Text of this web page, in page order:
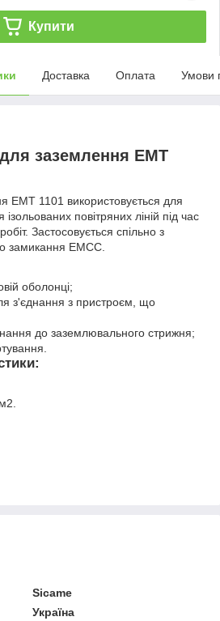
Купити
Доставка Оплата Умови
заземлення EMT
EMT 1101 використовується для
повітряних ліній під час
Застосовується спільно з
замикання ЕМСС.
оболонці;
з'єднання з пристроєм, що
до заземлювального стрижня;
Sicame
Україна